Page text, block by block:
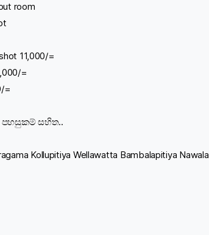
room
11,000/=
=
=
පහසුකම් සහිත..
Kollupitiya Wellawatta Bambalapitiya Nawala